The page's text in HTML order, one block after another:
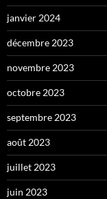
janvier 2024
décembre 2023
novembre 2023
octobre 2023
septembre 2023
août 2023
juillet 2023
juin 2023